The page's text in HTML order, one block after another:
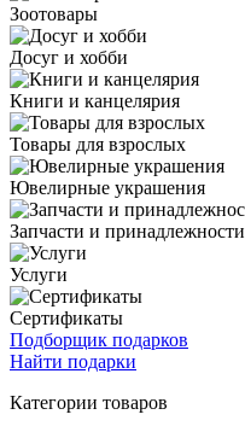
Зоотовары
Досуг и хобби
Книги и канцелярия
Товары для взрослых
Ювелирные украшения
Запчасти и принадлежности
Услуги
Сертификаты
Подборщик подарков
Найти подарки
Категории товаров